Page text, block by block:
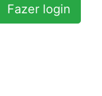
Fazer login